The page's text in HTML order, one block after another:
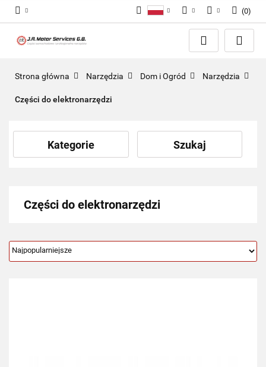
GBP
Zaloguj się
Dodaj zgłoszenie
(0)
Strona główna Narzędzia Dom i Ogród Narzędzia
Części do elektronarzędzi
Kategorie Szukaj
Części do elektronarzędzi